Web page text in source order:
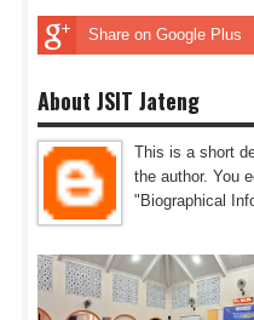
Share on Google Plus
About JSIT Jateng
This is a short
the author. You
"Biographical